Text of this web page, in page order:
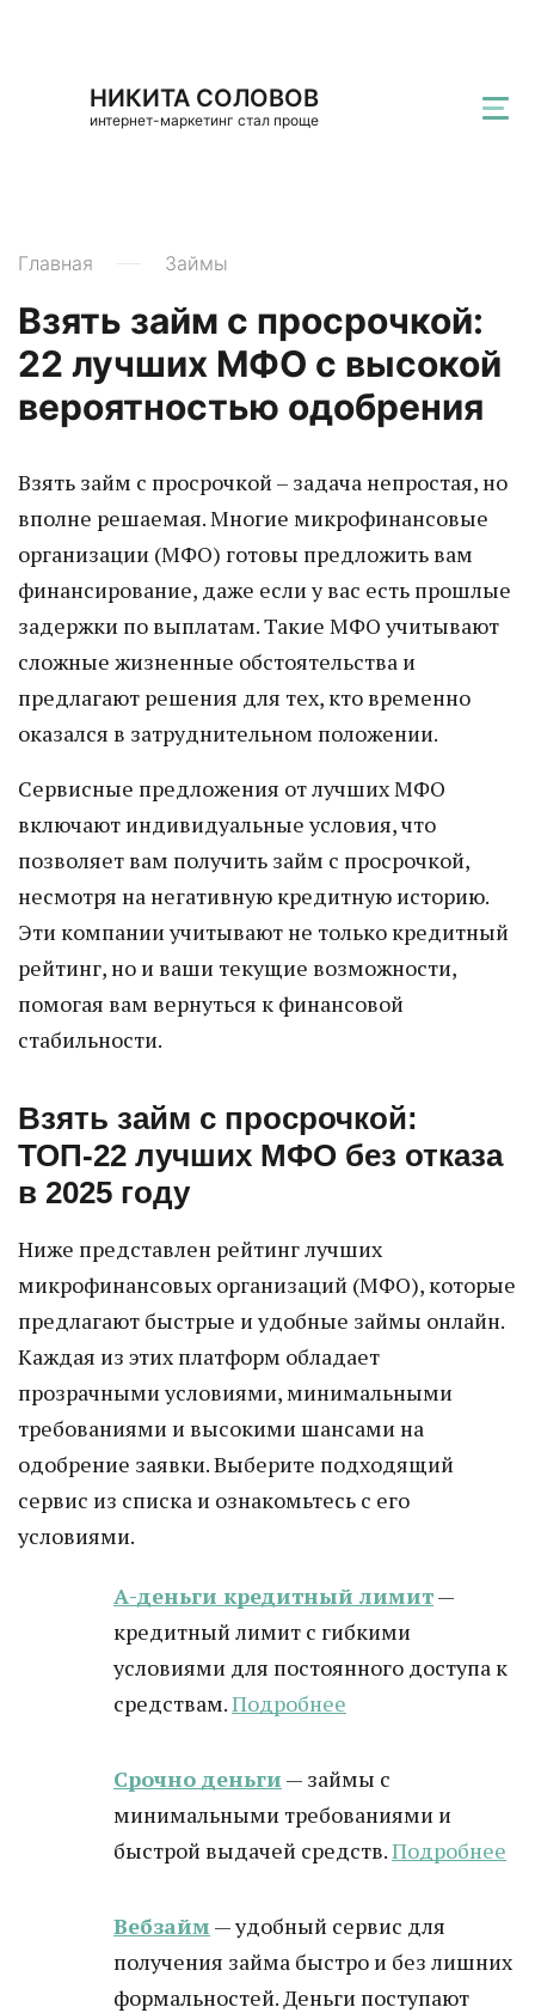
НИКИТА СОЛОВОВ
интернет-маркетинг стал проще
Главная Займы
Взять займ с просрочкой:
22 лучших МФО с высокой
вероятностью одобрения
Взять займ с просрочкой – задача непростая, но
вполне решаемая. Многие микрофинансовые
организации (МФО) готовы предложить вам
финансирование, даже если у вас есть прошлые
задержки по выплатам. Такие МФО учитывают
сложные жизненные обстоятельства и
предлагают решения для тех, кто временно
оказался в затруднительном положении.
Сервисные предложения от лучших МФО
включают индивидуальные условия, что
позволяет вам получить займ с просрочкой,
несмотря на негативную кредитную историю.
Эти компании учитывают не только кредитный
рейтинг, но и ваши текущие возможности,
помогая вам вернуться к финансовой
стабильности.
Взять займ с просрочкой:
ТОП-22 лучших МФО без отказа
в 2025 году
Ниже представлен рейтинг лучших
микрофинансовых организаций (МФО), которые
предлагают быстрые и удобные займы онлайн.
Каждая из этих платформ обладает
прозрачными условиями, минимальными
требованиями и высокими шансами на
одобрение заявки. Выберите подходящий
сервис из списка и ознакомьтесь с его
условиями.
А-деньги кредитный лимит—
кредитный лимит с гибкими
условиями для постоянного доступа к
средствам.Подробнее
Срочно деньги — займы с
минимальными требованиями и
быстрой выдачей средств.Подробнее
Вебзайм — удобный сервис для
получения займа быстро и без лишних
формальностей. Деньги поступают